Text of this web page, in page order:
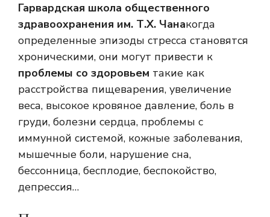
Гарвардская школа общественного
здравоохранения им. Т.Х. Чанакогда
определенные эпизоды стресса становятся
хроническими, они могут привести к
проблемы со здоровьем такие как
расстройства пищеварения, увеличение
веса, высокое кровяное давление, боль в
груди, болезни сердца, проблемы с
иммунной системой, кожные заболевания,
мышечные боли, нарушение сна,
бессонница, бесплодие, беспокойство,
депрессия…